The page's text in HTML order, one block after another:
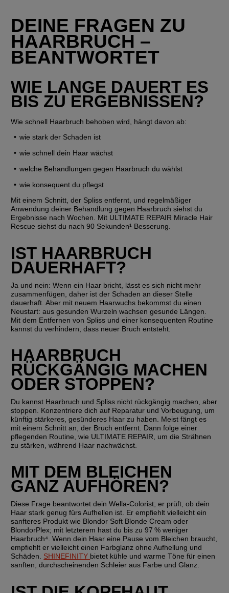
DEINE FRAGEN ZU
HAARBRUCH –
BEANTWORTET
WIE LANGE DAUERT ES
BIS ZU ERGEBNISSEN?
Wie schnell Haarbruch behoben wird, hängt davon ab:
wie stark der Schaden ist
wie schnell dein Haar wächst
welche Behandlungen gegen Haarbruch du wählst
wie konsequent du pflegst
Mit einem Schnitt, der Spliss entfernt, und regelmäßiger
Anwendung deiner Behandlung gegen Haarbruch siehst du
Ergebnisse nach Wochen. Mit ULTIMATE REPAIR Miracle Hair
Rescue siehst du nach 90 Sekunden¹ Besserung.
IST HAARBRUCH
DAUERHAFT?
Ja und nein: Wenn ein Haar bricht, lässt es sich nicht mehr
zusammenfügen, daher ist der Schaden an dieser Stelle
dauerhaft. Aber mit neuem Haarwuchs bekommst du einen
Neustart: aus gesunden Wurzeln wachsen gesunde Längen.
Mit dem Entfernen von Spliss und einer konsequenten Routine
kannst du verhindern, dass neuer Bruch entsteht.
HAARBRUCH
RÜCKGÄNGIG MACHEN
ODER STOPPEN?
Du kannst Haarbruch und Spliss nicht rückgängig machen, aber
stoppen. Konzentriere dich auf Reparatur und Vorbeugung, um
künftig stärkeres, gesünderes Haar zu haben. Meist fängt es
mit einem Schnitt an, der Bruch entfernt. Dann folge einer
pflegenden Routine, wie ULTIMATE REPAIR, um die Strähnen
zu stärken, während Haar nachwächst.
MIT DEM BLEICHEN
GANZ AUFHÖREN?
Diese Frage beantwortet dein Wella‑Colorist; er prüft, ob dein
Haar stark genug fürs Aufhellen ist. Er empfiehlt vielleicht ein
sanfteres Produkt wie Blondor Soft Blonde Cream oder
BlondorPlex; mit letzterem hast du bis zu 97 % weniger
Haarbruch⁴. Wenn dein Haar eine Pause vom Bleichen braucht,
empfiehlt er vielleicht einen Farbglanz ohne Aufhellung und
Schäden. SHINEFINITY bietet kühle und warme Töne für einen
sanften, durchscheinenden Schleier aus Farbe und Glanz.